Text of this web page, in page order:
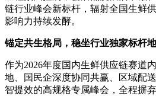
链行业峰会新标杆，辐射全国生鲜
影响力持续发酵。
锚定共生格局，稳坐行业独家标杆
作为2026年度国内生鲜供应链赛道
地、国民企深度协同共赢、区域配
智提效的高规格专属峰会，全程摒